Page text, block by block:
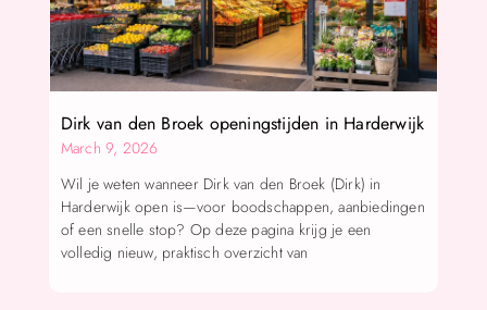
Dirk van den Broek openingstijden in Harderwijk
March 9, 2026
Wil je weten wanneer Dirk van den Broek (Dirk) in
Harderwijk open is—voor boodschappen, aanbiedingen
of een snelle stop? Op deze pagina krijg je een
volledig nieuw, praktisch overzicht van